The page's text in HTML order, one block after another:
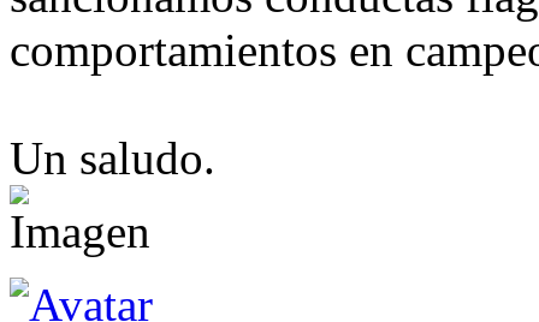
comportamientos en
Un saludo.